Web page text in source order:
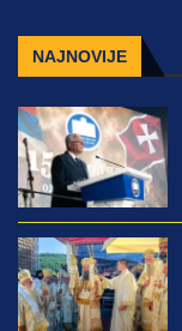
NAJNOVIJE